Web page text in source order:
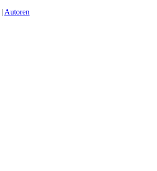
| Autoren